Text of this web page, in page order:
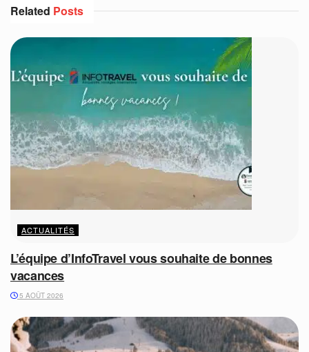
Related Posts
ACTUALITÉS
L’équipe d’InfoTravel vous souhaite de bonnes
vacances
5 AOÛT 2026